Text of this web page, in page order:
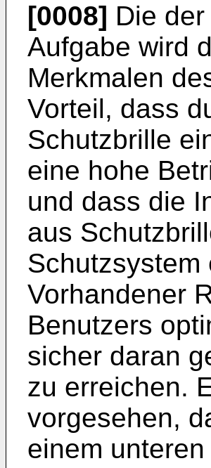
[0008] Die
Aufgabe wird
Merkmalen
Vorteil, dass
Schutzbrille
eine hohe
und dass die
aus
Vorhandener
Benutzers
sicher daran
zu erreichen.
vorgesehen,
einem